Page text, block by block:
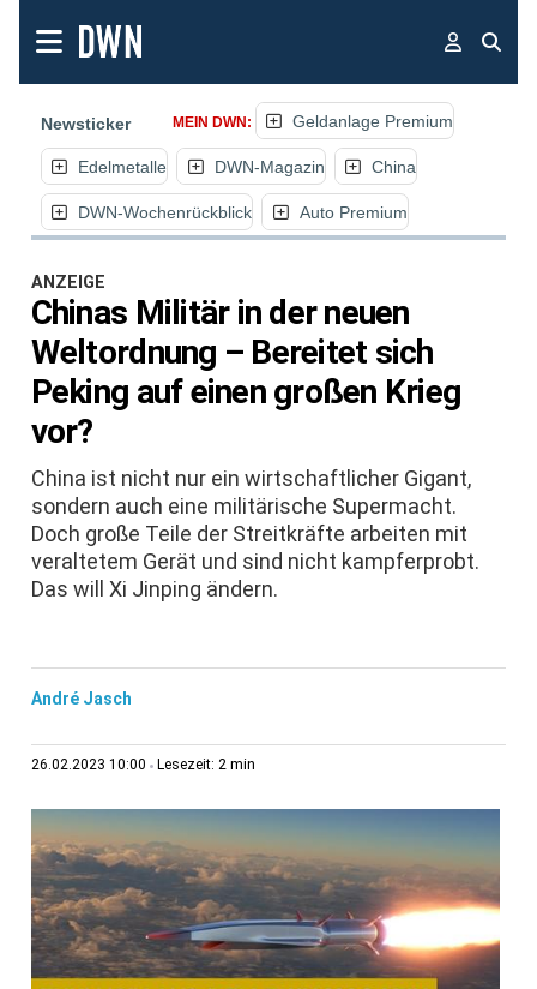
Newsticker MEIN DWN: Geldanlage Premium
Edelmetalle DWN-Magazin China
DWN-Wochenrückblick Auto Premium
ANZEIGE
Chinas Militär in der neuen
Weltordnung – Bereitet sich
Peking auf einen großen Krieg
vor?
China ist nicht nur ein wirtschaftlicher Gigant,
sondern auch eine militärische Supermacht.
Doch große Teile der Streitkräfte arbeiten mit
veraltetem Gerät und sind nicht kampferprobt.
Das will Xi Jinping ändern.
André Jasch
26.02.2023 10:00 Lesezeit: 2 min